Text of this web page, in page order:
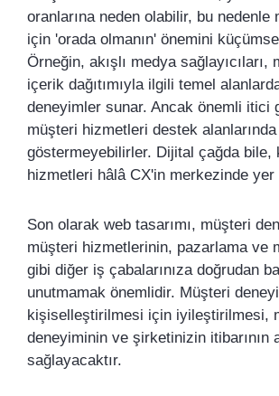
oranlarına neden olabilir, bu nedenle
için 'orada olmanın' önemini
Örneğin, akışlı medya sağlayıcıları,
içerik dağıtımıyla ilgili temel
deneyimler sunar. Ancak önemli itici
müşteri hizmetleri destek
göstermeyebilirler. Dijital çağda bile,
hizmetleri hâlâ CX'in merkezinde yer
Son olarak web tasarımı, müşteri
müşteri hizmetlerinin, pazarlama ve
gibi diğer iş çabalarınıza doğrudan
unutmamak önemlidir. Müşteri
kişiselleştirilmesi için iyileştirilmesi,
deneyiminin ve şirketinizin itibarının
sağlayacaktır.